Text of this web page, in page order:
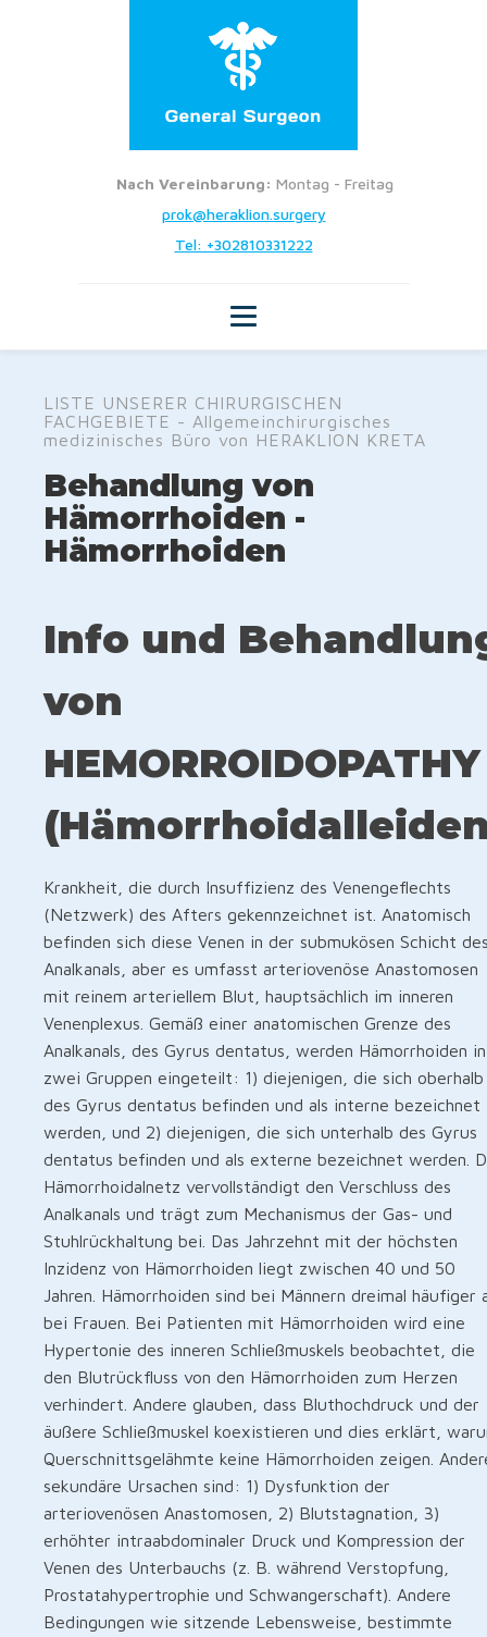
Nach Vereinbarung: Montag - Freitag
prok@heraklion.surgery
Tel: +302810331222
LISTE UNSERER CHIRURGISCHEN
FACHGEBIETE - Allgemeinchirurgisches
medizinisches Büro von HERAKLION KRETA
Behandlung von
Hämorrhoiden -
Hämorrhoiden
Info und
von
HEMORROIDOPATHY
Krankheit, die durch Insuffizienz des Venengeflechts
(Netzwerk) des Afters gekennzeichnet ist. Anatomisch
befinden sich diese Venen in der submukösen Schicht
Analkanals, aber es umfasst arteriovenöse Anastomosen
mit reinem arteriellem Blut, hauptsächlich im inneren
Venenplexus. Gemäß einer anatomischen Grenze des
Analkanals, des Gyrus dentatus, werden Hämorrhoiden in
zwei Gruppen eingeteilt: 1) diejenigen, die sich oberhalb
des Gyrus dentatus befinden und als interne bezeichnet
werden, und 2) diejenigen, die sich unterhalb des Gyrus
dentatus befinden und als externe bezeichnet werden.
Hämorrhoidalnetz vervollständigt den Verschluss des
Analkanals und trägt zum Mechanismus der Gas- und
Stuhlrückhaltung bei. Das Jahrzehnt mit der höchsten
Inzidenz von Hämorrhoiden liegt zwischen 40 und 50
Jahren. Hämorrhoiden sind bei Männern dreimal häufiger
bei Frauen. Bei Patienten mit Hämorrhoiden wird eine
Hypertonie des inneren Schließmuskels beobachtet, die
den Blutrückfluss von den Hämorrhoiden zum Herzen
verhindert. Andere glauben, dass Bluthochdruck und der
äußere Schließmuskel koexistieren und dies erklärt,
Querschnittsgelähmte keine Hämorrhoiden zeigen.
sekundäre Ursachen sind: 1) Dysfunktion der
arteriovenösen Anastomosen, 2) Blutstagnation, 3)
erhöhter intraabdominaler Druck und Kompression der
Venen des Unterbauchs (z. B. während Verstopfung,
Prostatahypertrophie und Schwangerschaft). Andere
Bedingungen wie sitzende Lebensweise, bestimmte